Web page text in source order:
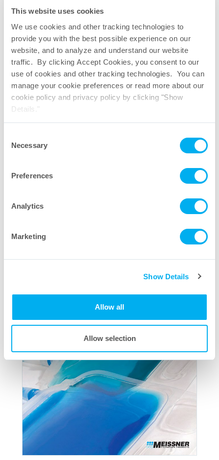
This website uses cookies
We use cookies and other tracking technologies to
provide you with the best possible experience on our
website, and to analyze and understand our website
traffic. By clicking Accept Cookies, you consent to our
use of cookies and other tracking technologies. You can
manage your cookie preferences or read more about our
cookie policy and privacy policy by clicking "Show
Details."
Selection
Necessary
Preferences
Analytics
Marketing
Show Details
Allow all
Allow selection
FluoroFlex